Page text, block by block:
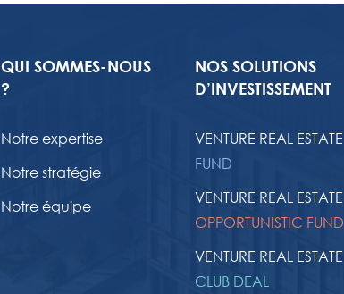
QUI SOMMES-NOUS
?
Notre expertise
Notre stratégie
Notre équipe
NOS SOLUTIONS
D’INVESTISSEMENT
VENTURE REAL ESTATE
FUND
VENTURE REAL ESTATE
OPPORTUNISTIC FUND
VENTURE REAL ESTATE
CLUB DEAL